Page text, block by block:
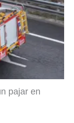
pajar en